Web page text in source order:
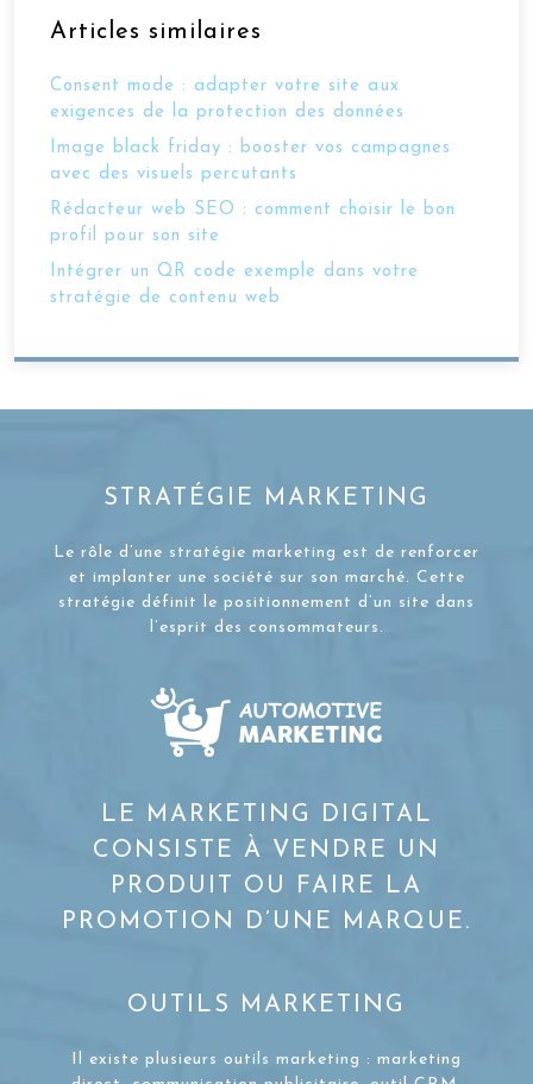
Articles similaires
Consent mode : adapter votre site aux
exigences de la protection des données
Image black friday : booster vos campagnes
avec des visuels percutants
Rédacteur web SEO : comment choisir le bon
profil pour son site
Intégrer un QR code exemple dans votre
stratégie de contenu web
STRATÉGIE MARKETING
Le rôle d’une stratégie marketing est de renforcer
et implanter une société sur son marché. Cette
stratégie définit le positionnement d’un site dans
l’esprit des consommateurs.
LE MARKETING DIGITAL
CONSISTE À VENDRE UN
PRODUIT OU FAIRE LA
PROMOTION D’UNE MARQUE.
OUTILS MARKETING
Il existe plusieurs outils marketing : marketing